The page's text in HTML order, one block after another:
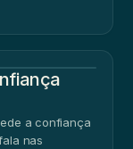
a confiança
nas